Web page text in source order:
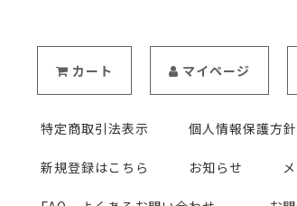
カート マイページ
特定商取引法表示 個人情報保護方針
新規登録はこちら お知らせ